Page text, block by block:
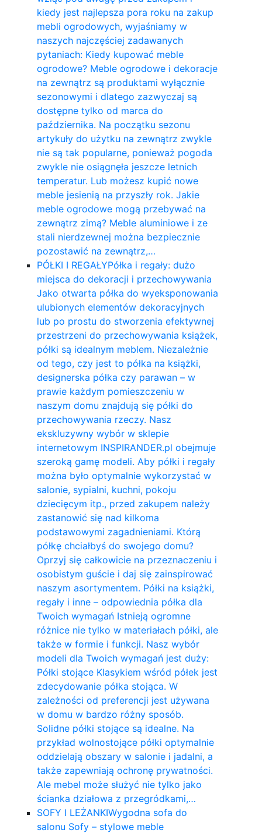
kiedy jest najlepsza pora roku na zakup
mebli ogrodowych, wyjaśniamy w
naszych najczęściej zadawanych
pytaniach: Kiedy kupować meble
ogrodowe? Meble ogrodowe i dekoracje
na zewnątrz są produktami wyłącznie
sezonowymi i dlatego zazwyczaj są
dostępne tylko od marca do
października. Na początku sezonu
artykuły do ​​użytku na zewnątrz zwykle
nie są tak popularne, ponieważ pogoda
zwykle nie osiągnęła jeszcze letnich
temperatur. Lub możesz kupić nowe
meble jesienią na przyszły rok. Jakie
meble ogrodowe mogą przebywać na
zewnątrz zimą? Meble aluminiowe i ze
stali nierdzewnej można bezpiecznie
pozostawić na zewnątrz,…
PÓŁKI I REGAŁYPółka i regały: dużo
miejsca do dekoracji i przechowywania
Jako otwarta półka do wyeksponowania
ulubionych elementów dekoracyjnych
lub po prostu do stworzenia efektywnej
przestrzeni do przechowywania książek,
półki są idealnym meblem. Niezależnie
od tego, czy jest to półka na książki,
designerska półka czy parawan – w
prawie każdym pomieszczeniu w
naszym domu znajdują się półki do
przechowywania rzeczy. Nasz
ekskluzywny wybór w sklepie
internetowym INSPIRANDER.pl obejmuje
szeroką gamę modeli. Aby półki i regały
można było optymalnie wykorzystać w
salonie, sypialni, kuchni, pokoju
dziecięcym itp., przed zakupem należy
zastanowić się nad kilkoma
podstawowymi zagadnieniami. Którą
półkę chciałbyś do swojego domu?
Oprzyj się całkowicie na przeznaczeniu i
osobistym guście i daj się zainspirować
naszym asortymentem. Półki na książki,
regały i inne – odpowiednia półka dla
Twoich wymagań Istnieją ogromne
różnice nie tylko w materiałach półki, ale
także w formie i funkcji. Nasz wybór
modeli dla Twoich wymagań jest duży:
Półki stojące Klasykiem wśród półek jest
zdecydowanie półka stojąca. W
zależności od preferencji jest używana
w domu w bardzo różny sposób.
Solidne półki stojące są idealne. Na
przykład wolnostojące półki optymalnie
oddzielają obszary w salonie i jadalni, a
także zapewniają ochronę prywatności.
Ale mebel może służyć nie tylko jako
ścianka działowa z przegródkami,…
SOFY I LEŻANKIWygodna sofa do
salonu Sofy – stylowe meble